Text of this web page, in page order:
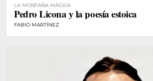
LA MONTAÑA MÁGICA
Pedro Licona y la poesía estoica
FABIO MARTÍNEZ